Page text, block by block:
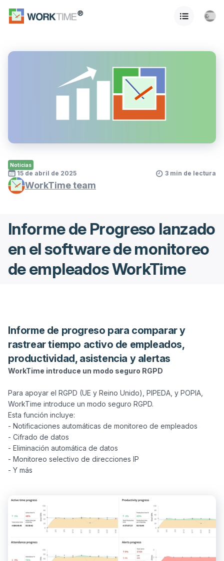
Noticias
15 de abril de 2025 3 min de lectura
WorkTime team
Informe de Progreso lanzado
en el software de monitoreo
de empleados WorkTime
Informe de progreso para comparar y
rastrear tiempo activo de empleados,
productividad, asistencia y alertas
WorkTime introduce un modo seguro RGPD
Para apoyar el RGPD (UE y Reino Unido), PIPEDA, y POPIA,
WorkTime introduce un modo seguro RGPD.
Esta función incluye:
- Notificaciones automáticas de monitoreo de empleados
- Cifrado de datos
- Eliminación automática de datos
- Monitoreo selectivo de direcciones IP